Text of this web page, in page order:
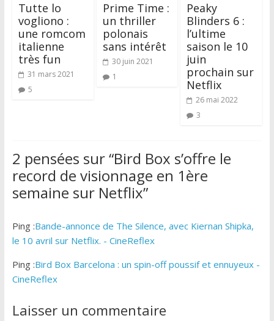
Tutte lo
vogliono :
une romcom
italienne
très fun
31 mars 2021
5
Prime Time :
un thriller
polonais
sans intérêt
30 juin 2021
1
Peaky
Blinders 6 :
l’ultime
saison le 10
juin
prochain sur
Netflix
26 mai 2022
3
2 pensées sur “Bird Box s’offre le
record de visionnage en 1ère
semaine sur Netflix”
Ping :Bande-annonce de The Silence, avec Kiernan Shipka,
le 10 avril sur Netflix. - CineReflex
Ping :Bird Box Barcelona : un spin-off poussif et ennuyeux -
CineReflex
Laisser un commentaire